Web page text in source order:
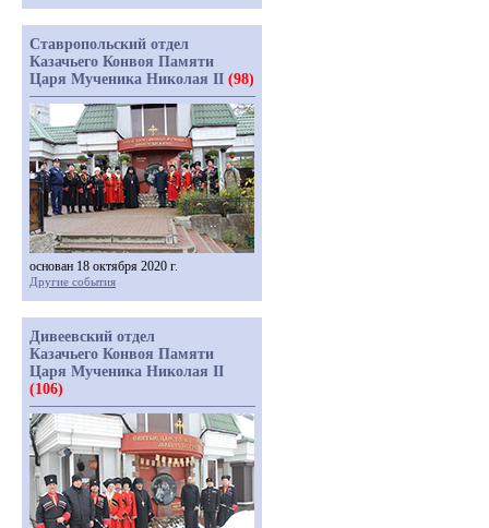
Ставропольский отдел
Казачьего Конвоя Памяти
Царя Мученика Николая II (98)
основан 18 октября 2020 г.
Другие события
Дивеевский отдел
Казачьего Конвоя Памяти
Царя Мученика Николая II
(106)